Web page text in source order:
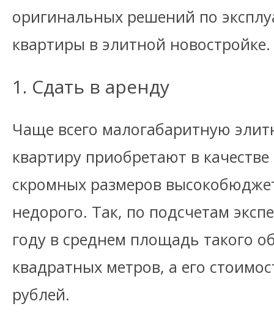
оригинальных решений по
квартиры в элитной новостройке.
1. Сдать в аренду
Чаще всего малогабаритную
квартиру приобретают в
скромных размеров
недорого. Так, по подсчетам
году в среднем площадь такого
квадратных метров, а его
рублей.